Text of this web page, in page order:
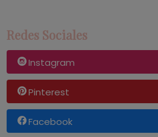
Redes Sociales
Instagram
Pinterest
Facebook